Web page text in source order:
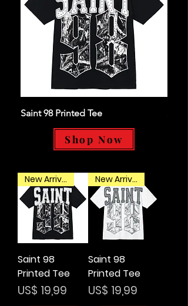
Saint 98 Printed Tee
Shop Now
New Arrival
Saint 98
Printed Tee
Preço
US$ 19,99
New Arrival
Saint 98
Printed Tee
Preço
US$ 19,99